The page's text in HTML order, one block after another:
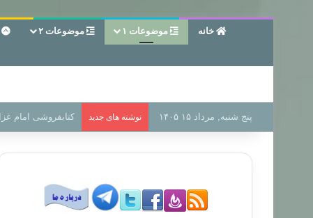
خانه موضوعات ۱ موضوعات ۲
پنج شنبه, مرداد ۱۵ ۱۴۰۵ نوشته های جدید سر دفتر فساد در